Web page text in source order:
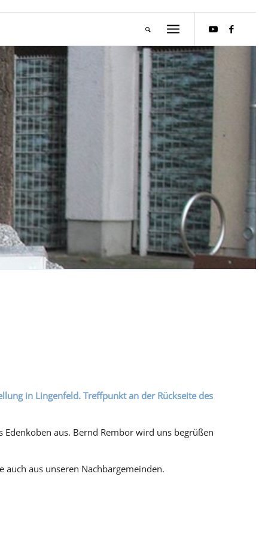
EIS ER
in Lingenfeld. Treffpunkt an der Rückseite des
aus. Bernd Rembor wird uns begrüßen
aus unseren Nachbargemeinden.